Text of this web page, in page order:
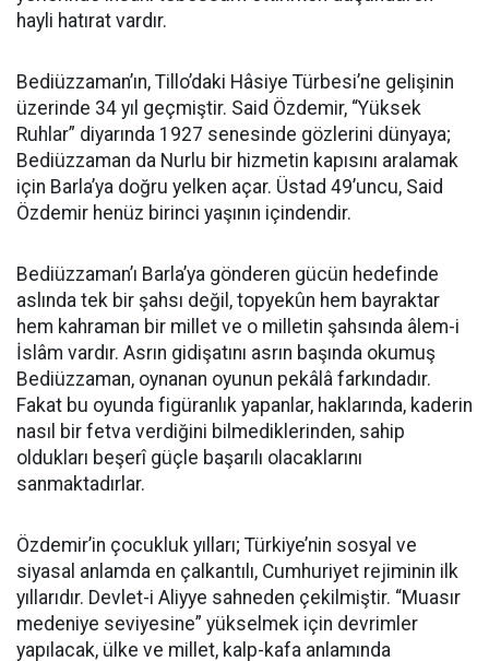
hayli hatırat vardır.
Bediüzzaman’ın, Tillo’daki Hâsiye Türbesi’ne gelişinin
üzerinde 34 yıl geçmiştir. Said Özdemir, “Yüksek
Ruhlar” diyarında 1927 senesinde gözlerini dünyaya;
Bediüzzaman da Nurlu bir hizmetin kapısını aralamak
için Barla’ya doğru yelken açar. Üstad 49’uncu, Said
Özdemir henüz birinci yaşının içindendir.
Bediüzzaman’ı Barla’ya gönderen gücün hedefinde
aslında tek bir şahsı değil, topyekûn hem bayraktar
hem kahraman bir millet ve o milletin şahsında âlem-i
İslâm vardır. Asrın gidişatını asrın başında okumuş
Bediüzzaman, oynanan oyunun pekâlâ farkındadır.
Fakat bu oyunda figüranlık yapanlar, haklarında, kaderin
nasıl bir fetva verdiğini bilmediklerinden, sahip
oldukları beşerî güçle başarılı olacaklarını
sanmaktadırlar.
Özdemir’in çocukluk yılları; Türkiye’nin sosyal ve
siyasal anlamda en çalkantılı, Cumhuriyet rejiminin ilk
yıllarıdır. Devlet-i Aliyye sahneden çekilmiştir. “Muasır
medeniye seviyesine” yükselmek için devrimler
yapılacak, ülke ve millet, kalp-kafa anlamında